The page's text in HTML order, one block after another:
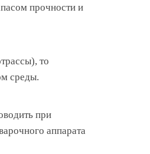
прочности и
то
среды.
при
аппарата